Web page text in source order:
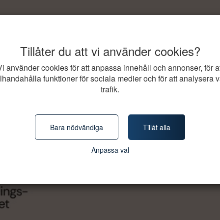
Tillåter du att vi använder cookies?
använder cookies för att anpassa innehåll och annonser, för
funktioner för sociala medier och för att analysera
trafik.
Bara nödvändiga Tillåt alla
Anpassa val